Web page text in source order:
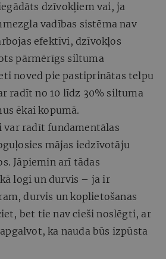
dzīvokļiem vai, ja
vadības sistēma nav
efektīvi, dzīvokļos
pārmērīgs siltuma
noved pie pastiprinātas telpu
radīt no 10 līdz 30% siltuma
ēkai kopumā.
var radīt fundamentālas
mājas iedzīvotāju
Jāpiemin arī tādas
logi un durvis – ja ir
durvis un koplietošanas
bet tie nav cieši noslēgti, ar
ka nauda būs izpūsta